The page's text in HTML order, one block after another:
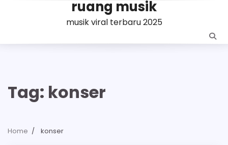
ruang musik
musik viral terbaru 2025
Tag: konser
Home konser